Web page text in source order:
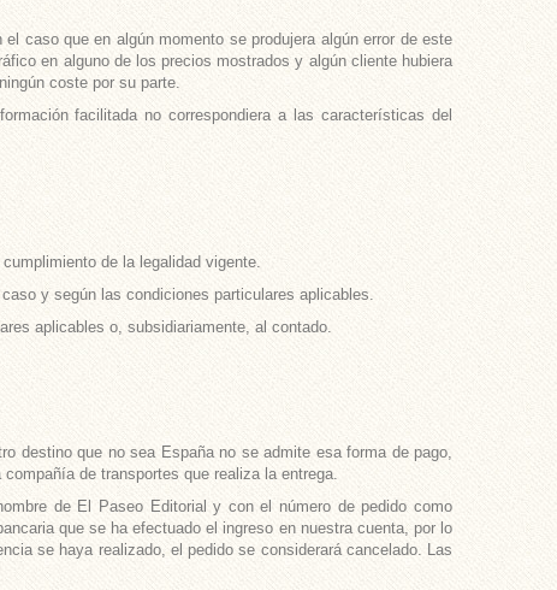
caso que en algún momento se produjera algún error de este
en alguno de los precios mostrados y algún cliente hubiera
coste por su parte.
facilitada no correspondiera a las características del
de la legalidad vigente.
y según las condiciones particulares aplicables.
aplicables o, subsidiariamente, al contado.
destino que no sea España no se admite esa forma de pago,
de transportes que realiza la entrega.
de El Paseo Editorial y con el número de pedido como
que se ha efectuado el ingreso en nuestra cuenta, por lo
se haya realizado, el pedido se considerará cancelado. Las